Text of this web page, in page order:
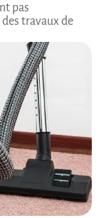
pas
travaux de